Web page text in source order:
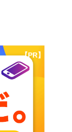
【PR】